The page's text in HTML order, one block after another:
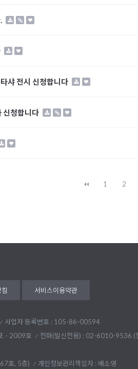
샤 전시 신청합니다
신청합니다
1 2
서비스이용약관
사업자 등록번호 : 105-86-00594
- 2009호
전화(발신전용) : 02-6010-9536 (
호, 5층)
개인정보관리책임자 : 배소영